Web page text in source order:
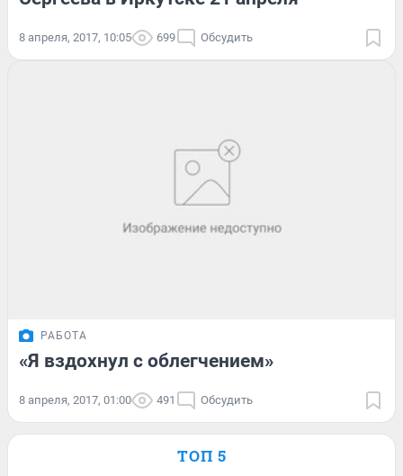
8 апреля, 2017, 10:05 699 Обсудить
РАБОТА
«Я вздохнул с облегчением»
8 апреля, 2017, 01:00 491 Обсудить
ТОП 5